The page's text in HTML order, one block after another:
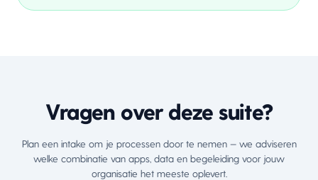
Vragen over deze suite?
Plan een intake om je processen door te nemen — we adviseren
welke combinatie van apps, data en begeleiding voor jouw
organisatie het meeste oplevert.